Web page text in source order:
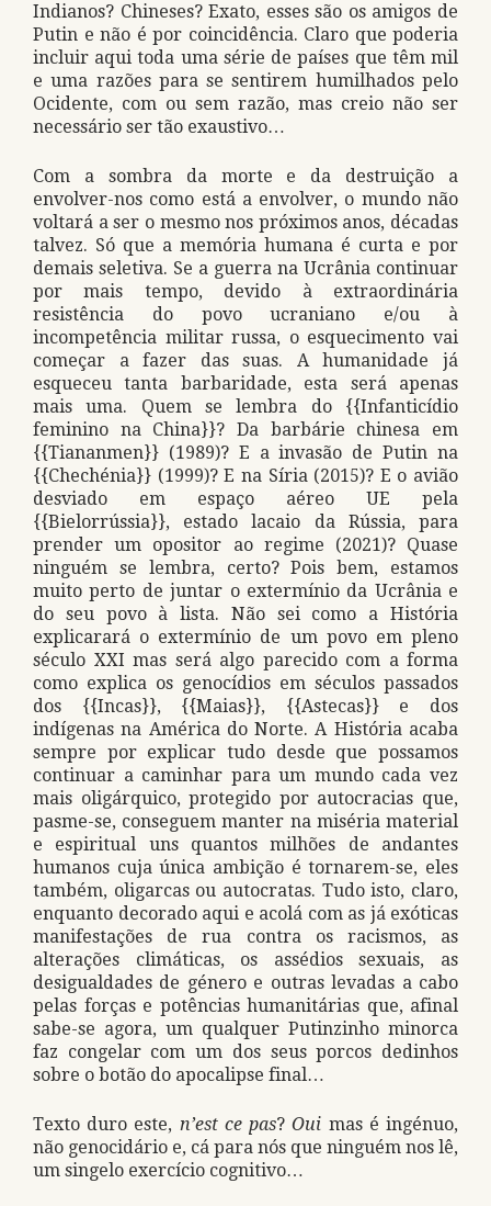
Indianos? Chineses? Exato, esses são os amigos de
Putin e não é por coincidência. Claro que poderia
incluir aqui toda uma série de países que têm mil
e uma razões para se sentirem humilhados pelo
Ocidente, com ou sem razão, mas creio não ser
necessário ser tão exaustivo…
Com a sombra da morte e da destruição a
envolver-nos como está a envolver, o mundo não
voltará a ser o mesmo nos próximos anos, décadas
talvez. Só que a memória humana é curta e por
demais seletiva. Se a guerra na Ucrânia continuar
por mais tempo, devido à extraordinária
resistência do povo ucraniano e/ou à
incompetência militar russa, o esquecimento vai
começar a fazer das suas. A humanidade já
esqueceu tanta barbaridade, esta será apenas
mais uma. Quem se lembra do {{Infanticídio
feminino na China}}? Da barbárie chinesa em
{{Tiananmen}} (1989)? E a invasão de Putin na
{{Chechénia}} (1999)? E na Síria (2015)? E o avião
desviado em espaço aéreo UE pela
{{Bielorrússia}}, estado lacaio da Rússia, para
prender um opositor ao regime (2021)? Quase
ninguém se lembra, certo? Pois bem, estamos
muito perto de juntar o extermínio da Ucrânia e
do seu povo à lista. Não sei como a História
explicarará o extermínio de um povo em pleno
século XXI mas será algo parecido com a forma
como explica os genocídios em séculos passados
dos {{Incas}}, {{Maias}}, {{Astecas}} e dos
indígenas na América do Norte. A História acaba
sempre por explicar tudo desde que possamos
continuar a caminhar para um mundo cada vez
mais oligárquico, protegido por autocracias que,
pasme-se, conseguem manter na miséria material
e espiritual uns quantos milhões de andantes
humanos cuja única ambição é tornarem-se, eles
também, oligarcas ou autocratas. Tudo isto, claro,
enquanto decorado aqui e acolá com as já exóticas
manifestações de rua contra os racismos, as
alterações climáticas, os assédios sexuais, as
desigualdades de género e outras levadas a cabo
pelas forças e potências humanitárias que, afinal
sabe-se agora, um qualquer Putinzinho minorca
faz congelar com um dos seus porcos dedinhos
sobre o botão do apocalipse final…
Texto duro este, n’est ce pas?Oui mas é ingénuo,
não genocidário e, cá para nós que ninguém nos lê,
um singelo exercício cognitivo…